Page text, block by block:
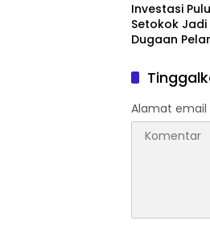
Investasi
Setokok
Dugaan
Mencuat
Alamat email